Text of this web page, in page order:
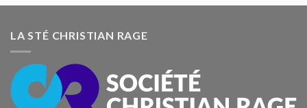
LA STÉ CHRISTIAN RAGE